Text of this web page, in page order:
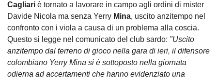
Cagliari è tornato a lavorare in campo agli ordini di mister
Davide Nicola ma senza Yerry Mina, uscito anzitempo nel
confronto con i viola a causa di un problema alla coscia.
Questo si legge nel comunicato del club sardo: "Uscito
anzitempo dal terreno di gioco nella gara di ieri, il difensore
colombiano Yerry Mina si è sottoposto nella giornata
odierna ad accertamenti che hanno evidenziato una